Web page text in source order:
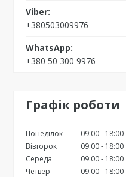
+380503009976
+380 50 300 9976
Графік роботи
Понеділок 09:00
18:00
Вівторок
09:00
18:00
Середа
09:00
18:00
Четвер
09:00
18:00